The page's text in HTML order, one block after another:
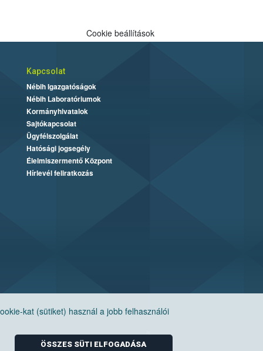
kat (sütiket) használ a jobb felhasználói
ÖSSZES SÜTI ELFOGADÁSA
Cookie beállítások
Kapcsolat
Nébih Igazgatóságok
Nébih Laboratóriumok
Kormányhivatalok
Sajtókapcsolat
Ügyfélszolgálat
Hatósági jogsegély
Élelmiszermentő Központ
Hírlevél feliratkozás